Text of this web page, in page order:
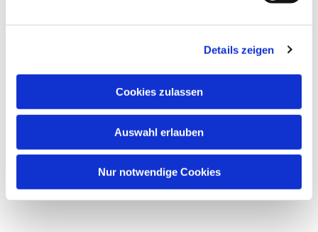
Details zeigen
Cookies zulassen
Auswahl erlauben
Nur notwendige Cookies